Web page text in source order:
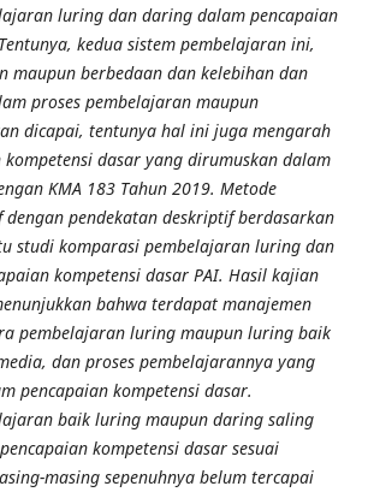
luring dan daring dalam pencapaian
kedua sistem pembelajaran ini,
maupun berbedaan dan kelebihan dan
proses pembelajaran maupun
dicapai, tentunya hal ini juga mengarah
kompetensi dasar yang dirumuskan dalam
KMA 183 Tahun 2019. Metode
pendekatan deskriptif berdasarkan
studi komparasi pembelajaran luring dan
kompetensi dasar PAI. Hasil kajian
bahwa terdapat manajemen
pembelajaran luring maupun luring baik
dan proses pembelajarannya yang
pencapaian kompetensi dasar.
baik luring maupun daring saling
kompetensi dasar sesuai
masing sepenuhnya belum tercapai